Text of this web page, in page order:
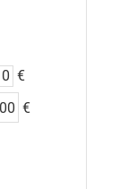
€
€